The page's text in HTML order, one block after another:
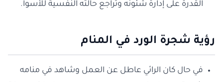
القدرة على إدارة شئونه وتراجع حالته النفسية للأسوأ.
رؤية شجرة الورد في المنام
في حال كان الرائي عاطل عن العمل وشاهد في منامه